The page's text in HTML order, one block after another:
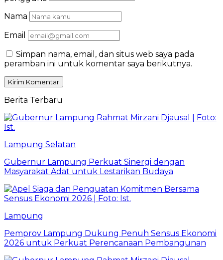
Nama
Email
Simpan nama, email, dan situs web saya pada
peramban ini untuk komentar saya berikutnya.
Berita Terbaru
Lampung Selatan
Gubernur Lampung Perkuat Sinergi dengan
Masyarakat Adat untuk Lestarikan Budaya
Lampung
Pemprov Lampung Dukung Penuh Sensus Ekonomi
2026 untuk Perkuat Perencanaan Pembangunan